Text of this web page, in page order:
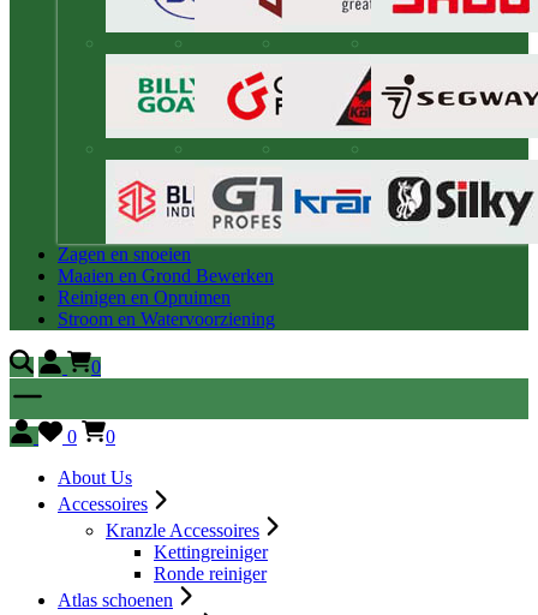
Zagen en snoeien
Maaien en Grond Bewerken
Reinigen en Opruimen
Stroom en Watervoorziening
0
0
0
About Us
Accessoires
Kranzle Accessoires
Kettingreiniger
Ronde reiniger
Atlas schoenen